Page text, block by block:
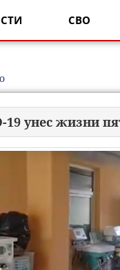
СВО
19 унес жизни